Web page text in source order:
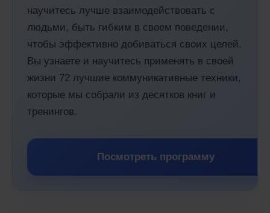
научитесь лучше взаимодействовать с
людьми, быть гибким в своем поведении,
чтобы эффективно добиваться своих целей.
Вы узнаете и научитесь применять в своей
жизни 72 лучшие коммуникативные техники,
которые мы собрали из десятков книг и
тренингов.
Посмотреть программу